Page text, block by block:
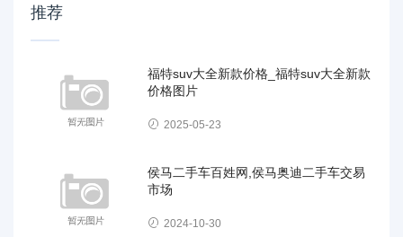
推荐
福特suv大全新款价格_福特suv大全新款
价格图片
2025-05-23
侯马二手车百姓网,侯马奥迪二手车交易
市场
2024-10-30